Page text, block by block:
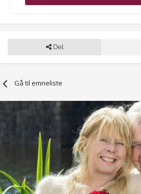
Del
Gå til emneliste